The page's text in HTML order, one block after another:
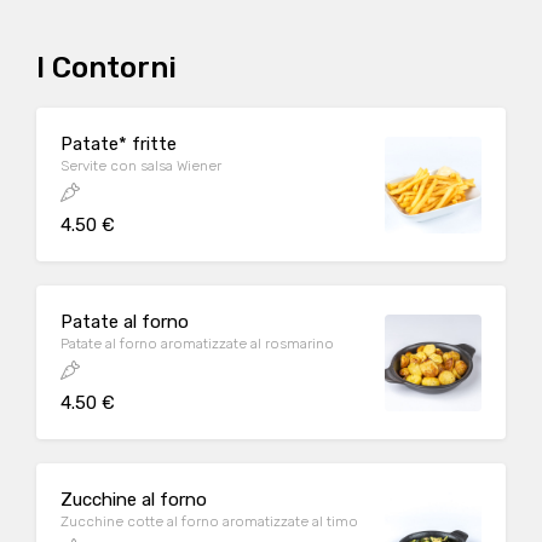
I Contorni
Patate* fritte
Servite con salsa Wiener
4.50 €
Patate al forno
Patate al forno aromatizzate al rosmarino
4.50 €
Zucchine al forno
Zucchine cotte al forno aromatizzate al timo